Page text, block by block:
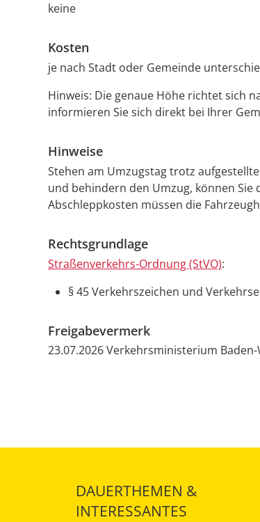
keine
Kosten
je nach Stadt oder Gemeinde
Hinweis: Die genaue Höhe richtet sich
informieren Sie sich direkt bei Ihrer
Hinweise
Stehen am Umzugstag trotz
und behindern den Umzug, können Sie
Abschleppkosten müssen die
Rechtsgrundlage
Straßenverkehrs-Ordnung (StVO):
§ 45 Verkehrszeichen und
Freigabevermerk
23.07.2026 Verkehrsministerium
DAUERTHEMEN &
INTERESSANTES